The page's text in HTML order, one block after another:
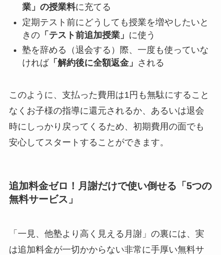
業」の授業料に充てる
定期テスト前にどうしても授業を増やしたいと
きの「テスト前追加授業」 に使う
塾を辞める（退会する）際、一度も使っていな
ければ「解約後に全額返金」 される
このように、支払った費用は1円も無駄にすること
なくお子様の指導に還元されるか、あるいは退会
時にしっかり戻ってくるため、初期費用の面でも
安心してスタートすることができます。
追加料金ゼロ！月謝だけで使い倒せる「5つの
無料サービス」
「一見、他塾より高く見える月謝」の裏には、実
は追加料金が一切かからない非常に手厚い無料サ